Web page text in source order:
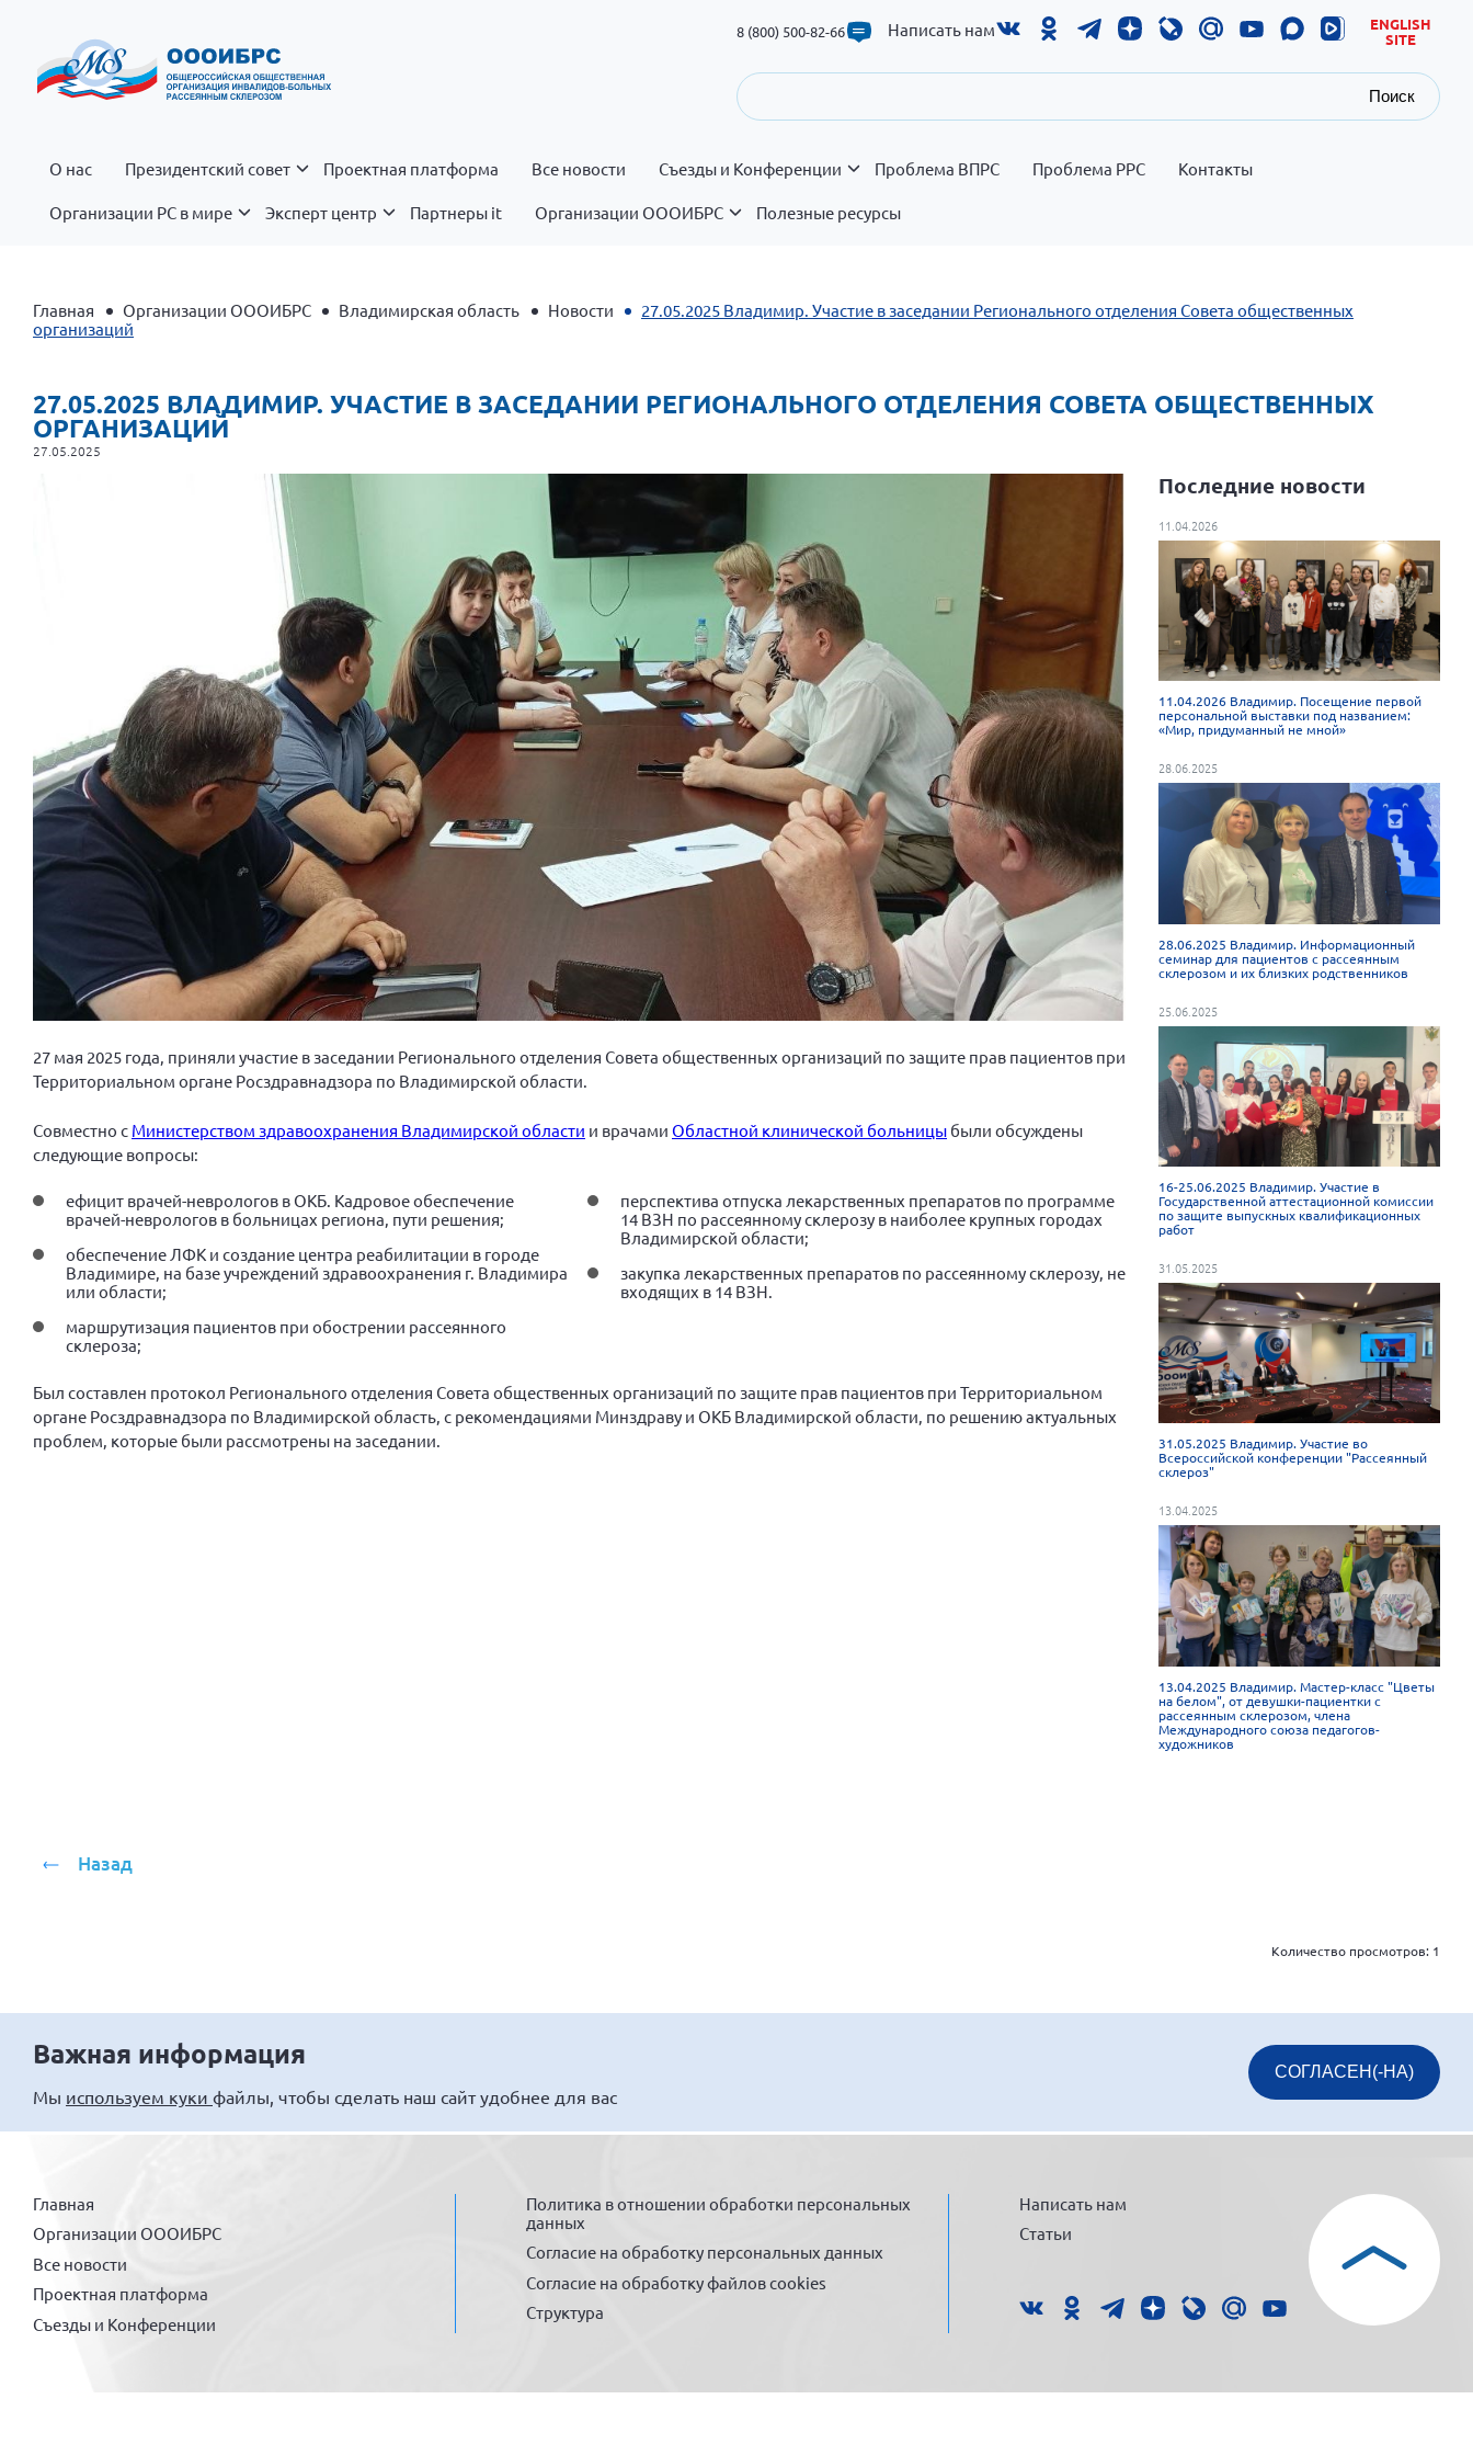
8 (800) 500-82-66 Написать нам
ENGLISH
SITE
Поиск
О нас Президентский совет Проектная платформа Все новости Съезды и Конференции Проблема ВПРС Проблема РРС Контакты
Организации РС в мире Эксперт центр Партнеры it Организации ОООИБРС Полезные ресурсы
Главная Организации ОООИБРС Владимирская область Новости
27.05.2025 Владимир. Участие в заседании Регионального отделения Совета общественных
организаций
27.05.2025 ВЛАДИМИР. УЧАСТИЕ В ЗАСЕДАНИИ РЕГИОНАЛЬНОГО ОТДЕЛЕНИЯ СОВЕТА ОБЩЕСТВЕННЫХ
ОРГАНИЗАЦИЙ
27.05.2025
27 мая 2025 года, приняли участие в заседании Регионального отделения Совета общественных организаций по защите прав пациентов при
Территориальном органе Росздравнадзора по Владимирской области.
Совместно с Министерством здравоохранения Владимирской области и врачами Областной клинической больницы были обсуждены
следующие вопросы:
ефицит врачей-неврологов в ОКБ. Кадровое обеспечение
врачей-неврологов в больницах региона, пути решения;
обеспечение ЛФК и создание центра реабилитации в городе
Владимире, на базе учреждений здравоохранения г. Владимира
или области;
маршрутизация пациентов при обострении рассеянного
склероза;
перспектива отпуска лекарственных препаратов по программе
14 ВЗН по рассеянному склерозу в наиболее крупных городах
Владимирской области;
закупка лекарственных препаратов по рассеянному склерозу, не
входящих в 14 ВЗН.
Был составлен протокол Регионального отделения Совета общественных организаций по защите прав пациентов при Территориальном
органе Росздравнадзора по Владимирской область, с рекомендациями Минздраву и ОКБ Владимирской области, по решению актуальных
проблем, которые были рассмотрены на заседании.
Последние новости
11.04.2026
11.04.2026 Владимир. Посещение первой
персональной выставки под названием:
«Мир, придуманный не мной»
28.06.2025
28.06.2025 Владимир. Информационный
семинар для пациентов с рассеянным
склерозом и их близких родственников
25.06.2025
16-25.06.2025 Владимир. Участие в
Государственной аттестационной комиссии
по защите выпускных квалификационных
работ
31.05.2025
31.05.2025 Владимир. Участие во
Всероссийской конференции "Рассеянный
склероз"
13.04.2025
13.04.2025 Владимир. Мастер-класс "Цветы
на белом", от девушки-пациентки с
рассеянным склерозом, члена
Международного союза педагогов-
художников
Назад
Количество просмотров: 1
Важная информация
Мы используем куки файлы, чтобы сделать наш сайт удобнее для вас
СОГЛАСЕН(-НА)
Главная
Организации ОООИБРС
Все новости
Проектная платформа
Съезды и Конференции
Политика в отношении обработки персональных
данных
Согласие на обработку персональных данных
Согласие на обработку файлов cookies
Структура
Написать нам
Статьи